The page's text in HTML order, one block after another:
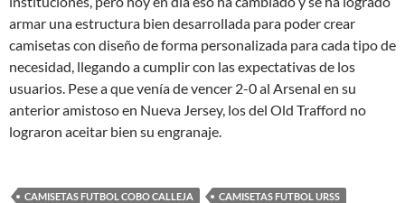
armar una estructura bien desarrollada para poder crear
camisetas con diseño de forma personalizada para cada tipo de
necesidad, llegando a cumplir con las expectativas de los
usuarios. Pese a que venía de vencer 2-0 al Arsenal en su
anterior amistoso en Nueva Jersey, los del Old Trafford no
lograron aceitar bien su engranaje.
CAMISETAS FUTBOL COBO CALLEJA
CAMISETAS FUTBOL URSS